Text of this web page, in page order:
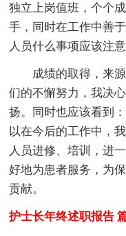
独立上岗值班，个个
手，同时在工作中善
人员什么事项应该注
成绩的取得，来源
们的不懈努力，我决
扬。同时也应该看到
以在今后的工作中，
人员进修、培训，进
好地为患者服务，为
贡献。
护士长年终述职报告